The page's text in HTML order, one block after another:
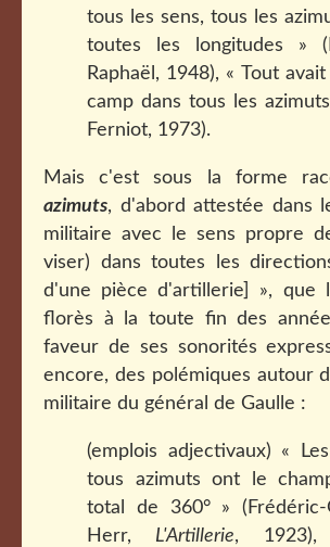
tous les sens, tous les
toutes les longitudes »
Raphaël, 1948), « Tout
camp dans tous les
Ferniot, 1973).
Mais c'est sous la forme
azimuts, d'abord attestée dans
militaire avec le sens propre
viser) dans toutes les
d'une pièce d'artillerie] », que
florès à la toute fin des
faveur de ses sonorités
encore, des polémiques autour
militaire du général de Gaulle :
(emplois adjectivaux) «
tous azimuts ont le
total de 360° » (Frédéric-
Herr, L'Artillerie,